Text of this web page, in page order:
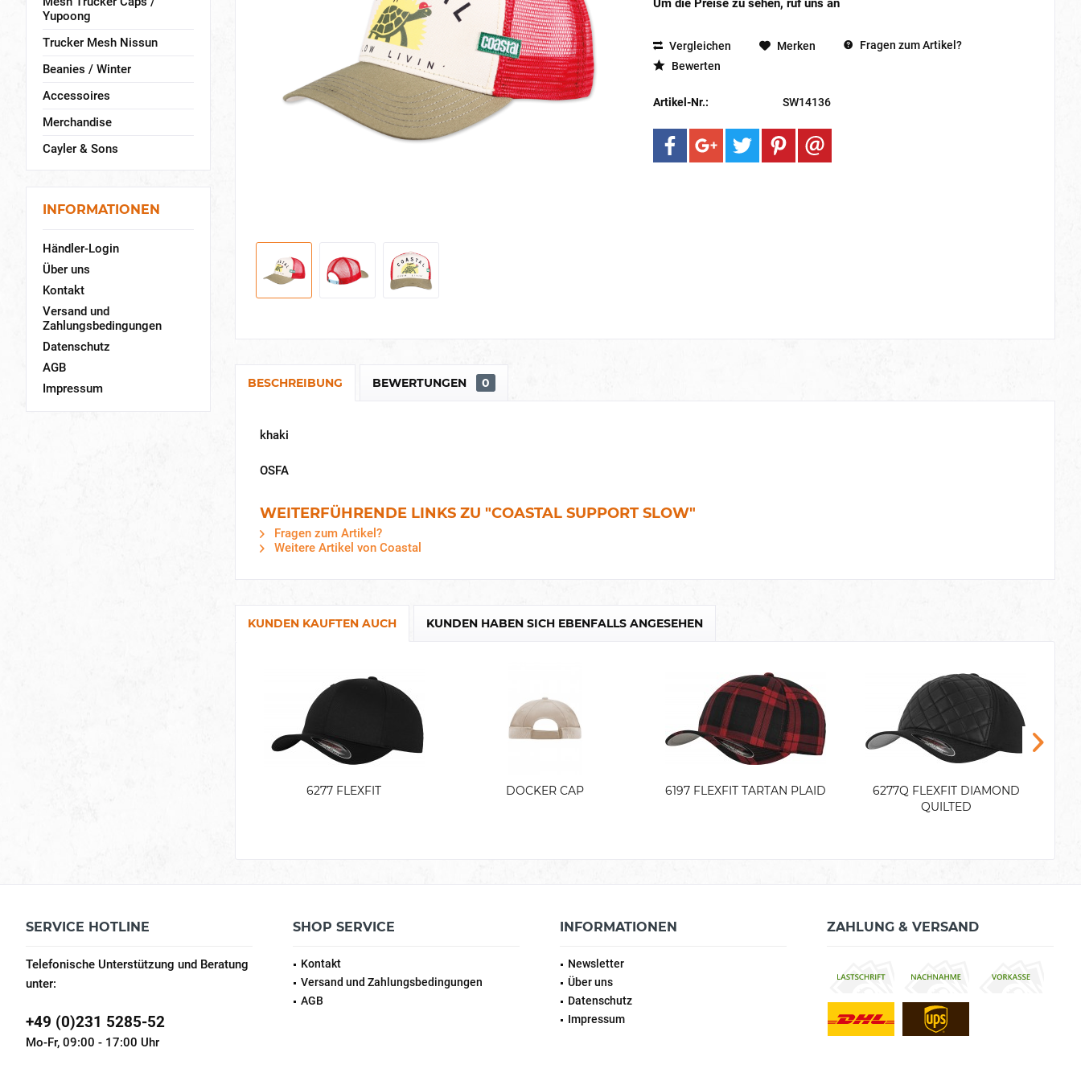
Yupoong
Trucker Mesh Nissun
Beanies / Winter
Accessoires
Merchandise
Cayler & Sons
INFORMATIONEN
Händler-Login
Über uns
Kontakt
Versand und
Zahlungsbedingungen
Datenschutz
AGB
Impressum
Um die Preise zu sehen, ruf uns an
Vergleichen Merken
Fragen zum Artikel?
Bewerten
Artikel-Nr.: SW14136
BESCHREIBUNG BEWERTUNGEN 0
khaki
OSFA
WEITERFÜHRENDE LINKS ZU "COASTAL SUPPORT SLOW"
Fragen zum Artikel?
Weitere Artikel von Coastal
KUNDEN KAUFTEN AUCH KUNDEN HABEN SICH EBENFALLS ANGESEHEN
6277 FLEXFIT DOCKER CAP 6197 FLEXFIT TARTAN PLAID
6277Q FLEXFIT DIAMOND
QUILTED
SERVICE HOTLINE
Telefonische Unterstützung und Beratung
unter:
+49 (0)231 5285-52
Mo-Fr, 09:00 - 17:00 Uhr
SHOP SERVICE
Kontakt
Versand und Zahlungsbedingungen
AGB
INFORMATIONEN
Newsletter
Über uns
Datenschutz
Impressum
ZAHLUNG & VERSAND